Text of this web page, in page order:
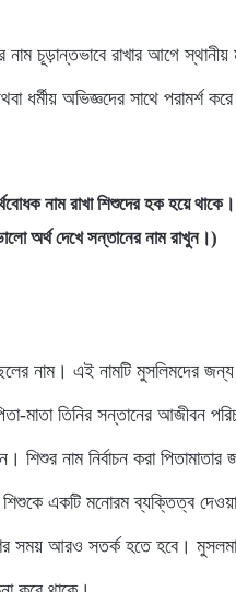
চূড়ান্তভাবে রাখার আগে স্থানীয়
ধর্মীয় অভিজ্ঞদের সাথে পরামর্শ
নাম রাখা শিশুদের হক হয়ে থাকে।
অর্থ দেখে সন্তানের নাম রাখুন।)
নাম। এই নামটি মুসলিমদের জন্য
মাতা তিনির সন্তানের আজীবন
শিশুর নাম নির্বাচন করা
শিশুকে একটি মনোরম ব্যক্তিত্ব
সময় আরও সতর্ক হতে হবে।